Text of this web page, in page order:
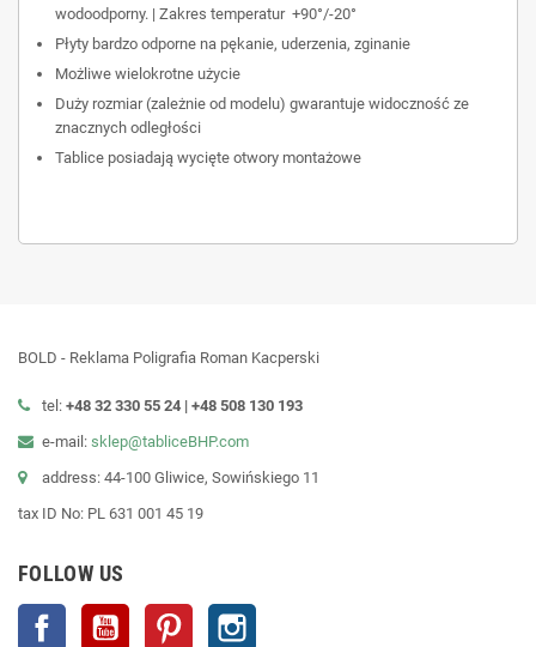
wodoodporny. | Zakres temperatur +90°/-20°
Płyty bardzo odporne na pękanie, uderzenia, zginanie
Możliwe wielokrotne użycie
Duży rozmiar (zależnie od modelu) gwarantuje widoczność ze
znacznych odległości
Tablice posiadają wycięte otwory montażowe
BOLD - Reklama Poligrafia Roman Kacperski
tel: +48 32 330 55 24 | +48 508 130 193
e-mail: sklep@tabliceBHP.com
address: 44-100 Gliwice, Sowińskiego 11
tax ID No: PL 631 001 45 19
FOLLOW US
Facebook YouTube Pinterest